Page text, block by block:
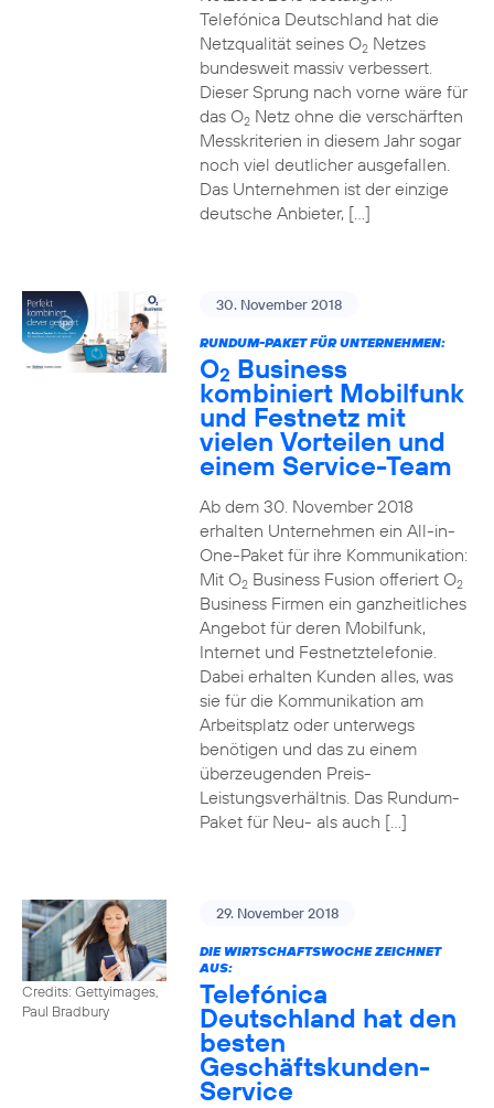
Telefónica Deutschland hat die
Netzqualität seines O2Netzes
bundesweit massiv verbessert.
Dieser Sprung nach vorne wäre für
das O2Netz ohne die verschärften
Messkriterien in diesem Jahr sogar
noch viel deutlicher ausgefallen.
Das Unternehmen ist der einzige
deutsche Anbieter, […]
30. November 2018
RUNDUM-PAKET FÜR UNTERNEHMEN:
O2 Business
kombiniert Mobilfunk
und Festnetz mit
vielen Vorteilen und
einem Service-Team
Ab dem 30. November 2018
erhalten Unternehmen ein All-in-
One-Paket für ihre Kommunikation:
Mit O2Business Fusion offeriert O2
Business Firmen ein ganzheitliches
Angebot für deren Mobilfunk,
Internet und Festnetztelefonie.
Dabei erhalten Kunden alles, was
sie für die Kommunikation am
Arbeitsplatz oder unterwegs
benötigen und das zu einem
überzeugenden Preis-
Leistungsverhältnis. Das Rundum-
Paket für Neu- als auch […]
Credits: Gettyimages,
Paul Bradbury
29. November 2018
DIE WIRTSCHAFTSWOCHE ZEICHNET
AUS:
Telefónica
Deutschland hat den
besten
Geschäftskunden-
Service